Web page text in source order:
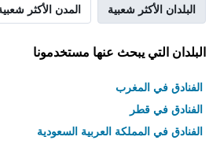
البلدان الأكثر شعبية المدن الأكثر
البلدان التي يبحث عنها مستخدمونا
الفنادق في المغرب
الفنادق في قطر
الفنادق في المملكة العربية السعودية